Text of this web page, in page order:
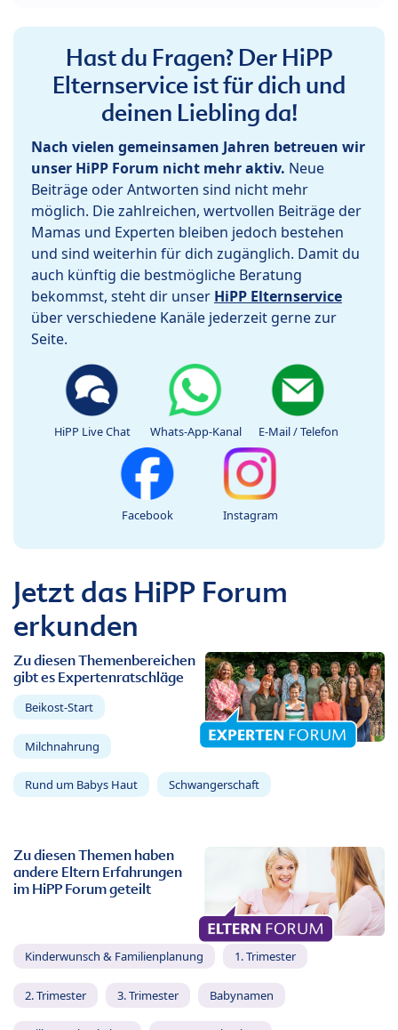
Hast du Fragen? Der HiPP
Elternservice ist für dich und
deinen Liebling da!
Nach vielen gemeinsamen Jahren betreuen wir
unser HiPP Forum nicht mehr aktiv. Neue
Beiträge oder Antworten sind nicht mehr
möglich. Die zahlreichen, wertvollen Beiträge der
Mamas und Experten bleiben jedoch bestehen
und sind weiterhin für dich zugänglich. Damit du
auch künftig die bestmögliche Beratung
bekommst, steht dir unser HiPP Elternservice
über verschiedene Kanäle jederzeit gerne zur
Seite.
HiPP Live Chat Whats-App-Kanal E-Mail / Telefon
Facebook Instagram
Jetzt das HiPP Forum
erkunden
Zu diesen Themenbereichen
gibt es Expertenratschläge
Beikost-Start
Milchnahrung
Rund um Babys Haut Schwangerschaft
Zu diesen Themen haben
andere Eltern Erfahrungen
im HiPP Forum geteilt
Kinderwunsch & Familienplanung 1. Trimester
2. Trimester 3. Trimester Babynamen